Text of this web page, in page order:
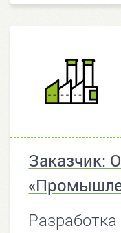
Заказчик: